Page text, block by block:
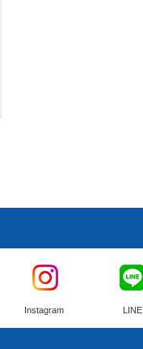
Instagram LINE